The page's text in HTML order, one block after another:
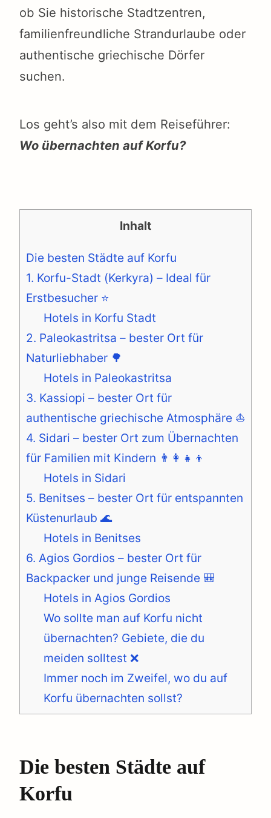
ob Sie historische Stadtzentren,
familienfreundliche Strandurlaube oder
authentische griechische Dörfer
suchen.
Los geht’s also mit dem Reiseführer:
Wo übernachten auf Korfu?
Inhalt
Die besten Städte auf Korfu
1. Korfu-Stadt (Kerkyra) – Ideal für
Erstbesucher ⭐️
Hotels in Korfu Stadt
2. Paleokastritsa – bester Ort für
Naturliebhaber 🌳
Hotels in Paleokastritsa
3. Kassiopi – bester Ort für
authentische griechische Atmosphäre ⛵
4. Sidari – bester Ort zum Übernachten
für Familien mit Kindern 👨‍👩‍👧‍👦
Hotels in Sidari
5. Benitses – bester Ort für entspannten
Küstenurlaub 🌊
Hotels in Benitses
6. Agios Gordios – bester Ort für
Backpacker und junge Reisende 🎒
Hotels in Agios Gordios
Wo sollte man auf Korfu nicht
übernachten? Gebiete, die du
meiden solltest ❌
Immer noch im Zweifel, wo du auf
Korfu übernachten sollst?
Die besten Städte auf
Korfu